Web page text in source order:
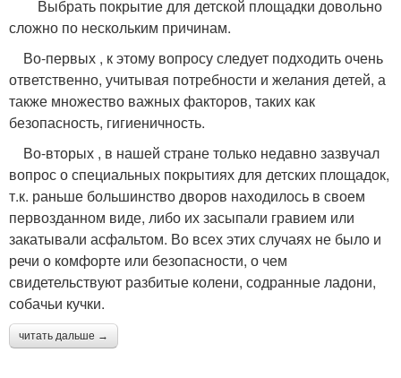
Выбрать покрытие для детской площадки довольно
сложно по нескольким причинам.
Во-первых , к этому вопросу следует подходить очень
ответственно, учитывая потребности и желания детей, а
также множество важных факторов, таких как
безопасность, гигиеничность.
Во-вторых , в нашей стране только недавно зазвучал
вопрос о специальных покрытиях для детских площадок,
т.к. раньше большинство дворов находилось в своем
первозданном виде, либо их засыпали гравием или
закатывали асфальтом. Во всех этих случаях не было и
речи о комфорте или безопасности, о чем
свидетельствуют разбитые колени, содранные ладони,
собачьи кучки.
читать дальше →